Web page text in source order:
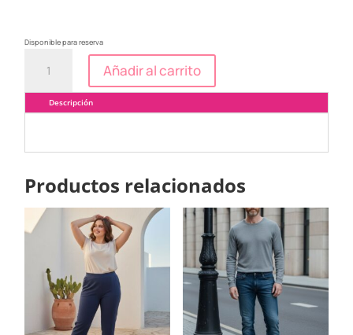
Disponible para reserva
Menorca
Añadir al carrito
Descripción
Productos relacionados